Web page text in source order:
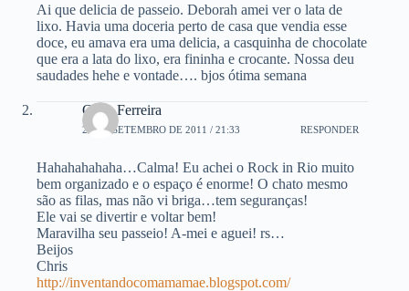
Ai que delicia de passeio. Deborah amei ver o lata de
lixo. Havia uma doceria perto de casa que vendia esse
doce, eu amava era uma delicia, a casquinha de chocolate
que era a lata do lixo, era fininha e crocante. Nossa deu
saudades hehe e vontade…. bjos ótima semana
Chris Ferreira
25 DE SETEMBRO DE 2011 / 21:33 RESPONDER
Hahahahahaha…Calma! Eu achei o Rock in Rio muito
bem organizado e o espaço é enorme! O chato mesmo
são as filas, mas não vi briga…tem seguranças!
Ele vai se divertir e voltar bem!
Maravilha seu passeio! A-mei e aguei! rs…
Beijos
Chris
http://inventandocomamamae.blogspot.com/